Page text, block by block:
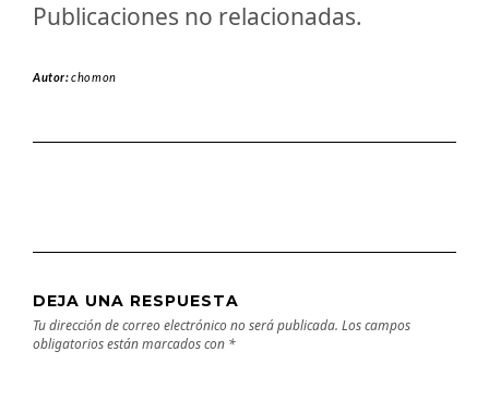
Publicaciones no relacionadas.
Autor:chomon
DEJA UNA RESPUESTA
Tu dirección de correo electrónico no será publicada. Los campos
obligatorios están marcados con *